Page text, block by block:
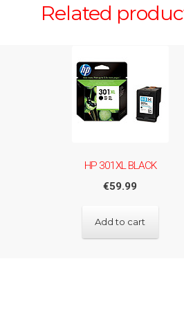
Related
HP 301XL BLACK
€59.99
Add to cart